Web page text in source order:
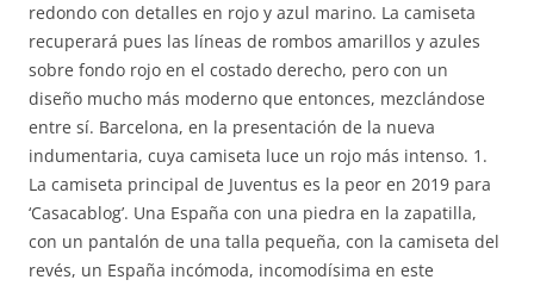
redondo con detalles en rojo y azul marino. La camiseta
recuperará pues las líneas de rombos amarillos y azules
sobre fondo rojo en el costado derecho, pero con un
diseño mucho más moderno que entonces, mezclándose
entre sí. Barcelona, en la presentación de la nueva
indumentaria, cuya camiseta luce un rojo más intenso. 1.
La camiseta principal de Juventus es la peor en 2019 para
‘Casacablog’. Una España con una piedra en la zapatilla,
con un pantalón de una talla pequeña, con la camiseta del
revés, un España incómoda, incomodísima en este